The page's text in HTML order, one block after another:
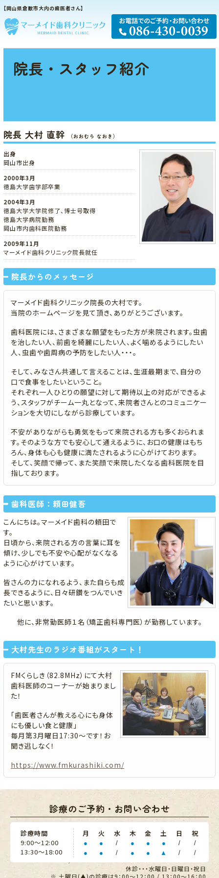
【岡山県倉敷市大内の歯医者さん】
院長・スタッフ紹介
院長 大村 直幹 （おおむら なおき）
出身
岡山市出身
2000年3月
徳島大学歯学部卒業
2004年3月
徳島大学大学院修了、博士号取得
徳島大学病院勤務
岡山市内歯科医院勤務
2009年11月
マーメイド歯科クリニック院長就任
院長からのメッセージ
マーメイド歯科クリニック院長の大村です。
当院のホームページを見て頂き、ありがとうございます。
歯科医院には、さまざまな願望をもった方が来院されます。虫歯
を治したい人、前歯を綺麗にしたい人、よく噛めるようにしたい
人、虫歯や歯周病の予防をしたい人・・・。
そして、みなさん共通して言えることは、生涯最期まで、自分の
口で食事をしたいということ。
それぞれ一人ひとりの願望に対して期待以上の対応ができるよ
う、スタッフがチーム一丸となって、来院者さんとのコミュニケー
ションを大切にしながら診療しています。
不安がありながらも勇気をもって来院される方も多くおられま
す。そのような方でも安心して通えるように、お口の健康はもち
ろん、身体も心も健康に満たされるように心がけております。
そして、笑顔で帰って、また笑顔で来院したくなる歯科医院を目
指しております。
歯科医師：頼田健吾
こんにちは。マーメイド歯科の頼田で
す。
日頃から、来院される方の言葉に耳を
傾け、少しでも不安や心配がなくなる
ように心がけています。
皆さんの力になれるよう、また自らも成
長できるように、日々研鑽をつんでいき
たいと思います。
他に、非常勤医師１名（矯正歯科専門医）が勤務しています。
大村先生のラジオ番組がスタート！
FMくらしき（82.8MHz）にて大村
歯科医師のコーナーが始まりまし
た！
「歯医者さんが教える心にも身体
にも優しい食と健康」
毎月第3月曜日17:30～です！お
聞き逃しなく！
https://www.fmkurashiki.com/
診療のご予約・お問い合わせ
診療時間
9:00〜12:00
13:30〜18:00
月
●
●
火
●
●
水
/
/
木
●
●
金
●
●
土
●
▲
日
/
/
祝
/
/
休診・・・水曜日・日曜日・祝日